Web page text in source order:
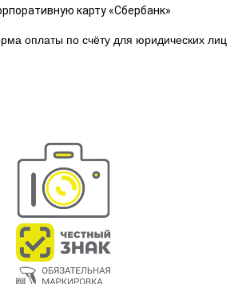
карту «Сбербанк»
оплаты по счёту для юридических лиц